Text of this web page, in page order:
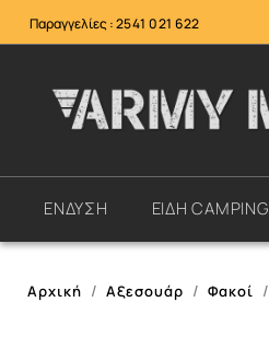
Παραγγελίες :2541 021 622
ΕΝΔΥΣΗ ΕΙΔΗ CAMPING
Αρχική Αξεσουάρ Φακοί